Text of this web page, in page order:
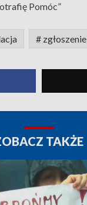
Pomóc”
# zgłoszenie
TAKŻE